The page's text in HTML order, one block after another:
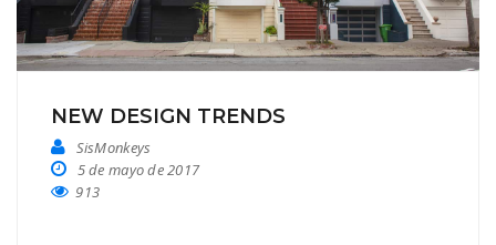
NEW DESIGN TRENDS
SisMonkeys
5 de mayo de 2017
913